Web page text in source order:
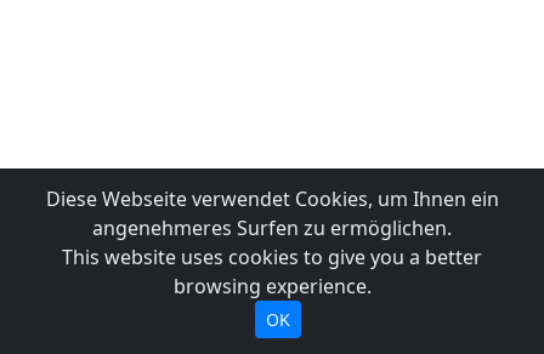
Diese Webseite verwendet Cookies, um Ihnen ein
angenehmeres Surfen zu ermöglichen.
This website uses cookies to give you a better
browsing experience.
OK